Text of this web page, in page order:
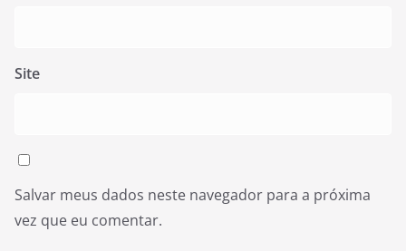
Site
Salvar meus dados neste navegador para a próxima
vez que eu comentar.